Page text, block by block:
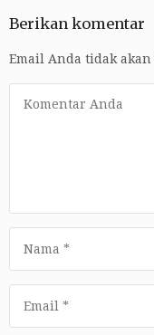
Berikan komentar
Email Anda tidak